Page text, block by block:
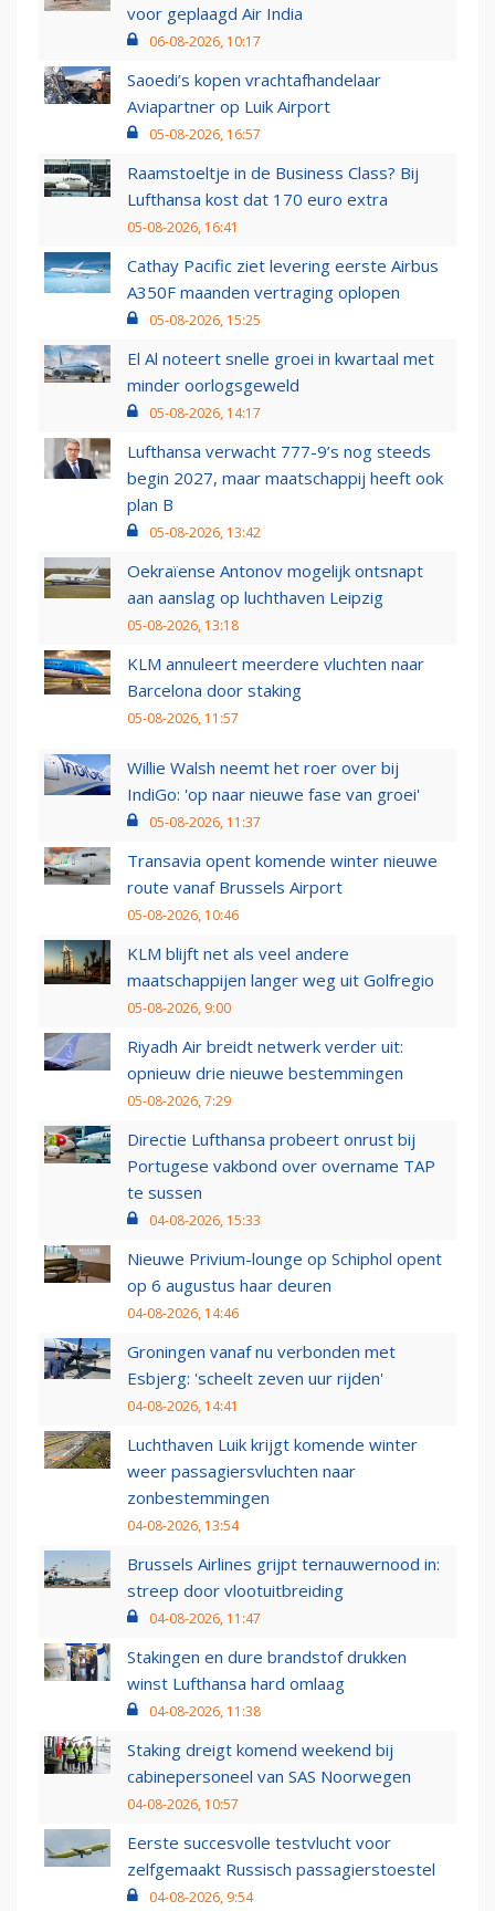
voor geplaagd Air India
06-08-2026, 10:17
Saoedi’s kopen vrachtafhandelaar
Aviapartner op Luik Airport
05-08-2026, 16:57
Raamstoeltje in de Business Class? Bij
Lufthansa kost dat 170 euro extra
05-08-2026, 16:41
Cathay Pacific ziet levering eerste Airbus
A350F maanden vertraging oplopen
05-08-2026, 15:25
El Al noteert snelle groei in kwartaal met
minder oorlogsgeweld
05-08-2026, 14:17
Lufthansa verwacht 777-9’s nog steeds
begin 2027, maar maatschappij heeft ook
plan B
05-08-2026, 13:42
Oekraïense Antonov mogelijk ontsnapt
aan aanslag op luchthaven Leipzig
05-08-2026, 13:18
KLM annuleert meerdere vluchten naar
Barcelona door staking
05-08-2026, 11:57
Willie Walsh neemt het roer over bij
IndiGo: 'op naar nieuwe fase van groei'
05-08-2026, 11:37
Transavia opent komende winter nieuwe
route vanaf Brussels Airport
05-08-2026, 10:46
KLM blijft net als veel andere
maatschappijen langer weg uit Golfregio
05-08-2026, 9:00
Riyadh Air breidt netwerk verder uit:
opnieuw drie nieuwe bestemmingen
05-08-2026, 7:29
Directie Lufthansa probeert onrust bij
Portugese vakbond over overname TAP
te sussen
04-08-2026, 15:33
Nieuwe Privium-lounge op Schiphol opent
op 6 augustus haar deuren
04-08-2026, 14:46
Groningen vanaf nu verbonden met
Esbjerg: 'scheelt zeven uur rijden'
04-08-2026, 14:41
Luchthaven Luik krijgt komende winter
weer passagiersvluchten naar
zonbestemmingen
04-08-2026, 13:54
Brussels Airlines grijpt ternauwernood in:
streep door vlootuitbreiding
04-08-2026, 11:47
Stakingen en dure brandstof drukken
winst Lufthansa hard omlaag
04-08-2026, 11:38
Staking dreigt komend weekend bij
cabinepersoneel van SAS Noorwegen
04-08-2026, 10:57
Eerste succesvolle testvlucht voor
zelfgemaakt Russisch passagierstoestel
04-08-2026, 9:54